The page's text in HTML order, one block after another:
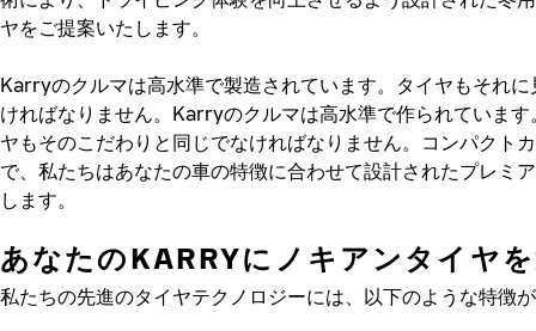
ヤをご提案いたします。
Karryのクルマは高水準で製造されています。タイヤもそれ
ければなりません。Karryのクルマは高水準で作られていま
ヤもそのこだわりと同じでなければなりません。コンパクト
で、私たちはあなたの車の特徴に合わせて設計されたプレミ
します。
あなたのKARRYにノキアンタイヤ
私たちの先進のタイヤテクノロジーには、以下のような特徴